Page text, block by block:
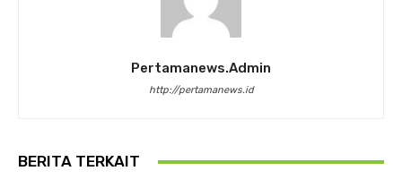
Pertamanews.admin
http://pertamanews.id
BERITA TERKAIT